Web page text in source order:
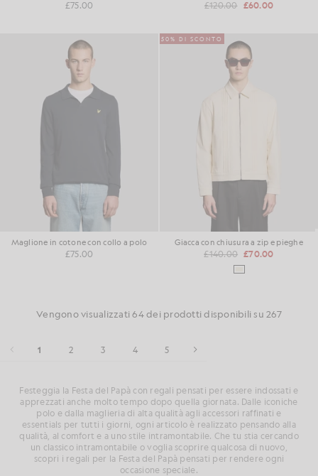
£75.00 £120.00 £60.00
Maglione in cotone con collo a polo
£75.00
50% DI SCONTO
Giacca con chiusura a zip e pieghe
£140.00 £70.00
Vengono visualizzati 64 dei prodotti disponibili su 267
1 2 3 4 5
Festeggia la Festa del Papà con regali pensati per essere indossati e
apprezzati anche molto tempo dopo quella giornata. Dalle iconiche
polo e dalla maglieria di alta qualità agli accessori raffinati e
essentials per tutti i giorni, ogni articolo è realizzato pensando alla
qualità, al comfort e a uno stile intramontabile. Che tu stia cercando
un classico intramontabile o voglia scoprire qualcosa di nuovo,
scopri i regali per la Festa del Papà pensati per rendere ogni
occasione speciale.